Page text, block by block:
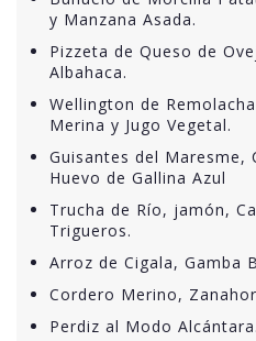
y Manzana Asada.
Pizzeta de Queso de
Albahaca.
Wellington de
Merina y Jugo Vegetal.
Guisantes del Maresme,
Huevo de Gallina Azul
Trucha de Río, jamón,
Trigueros.
Arroz de Cigala, Gamba
Cordero Merino,
Perdiz al Modo Alcántara.